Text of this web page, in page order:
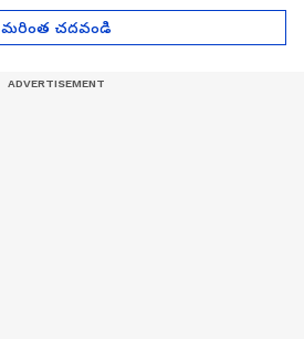
మరింత చదవండి